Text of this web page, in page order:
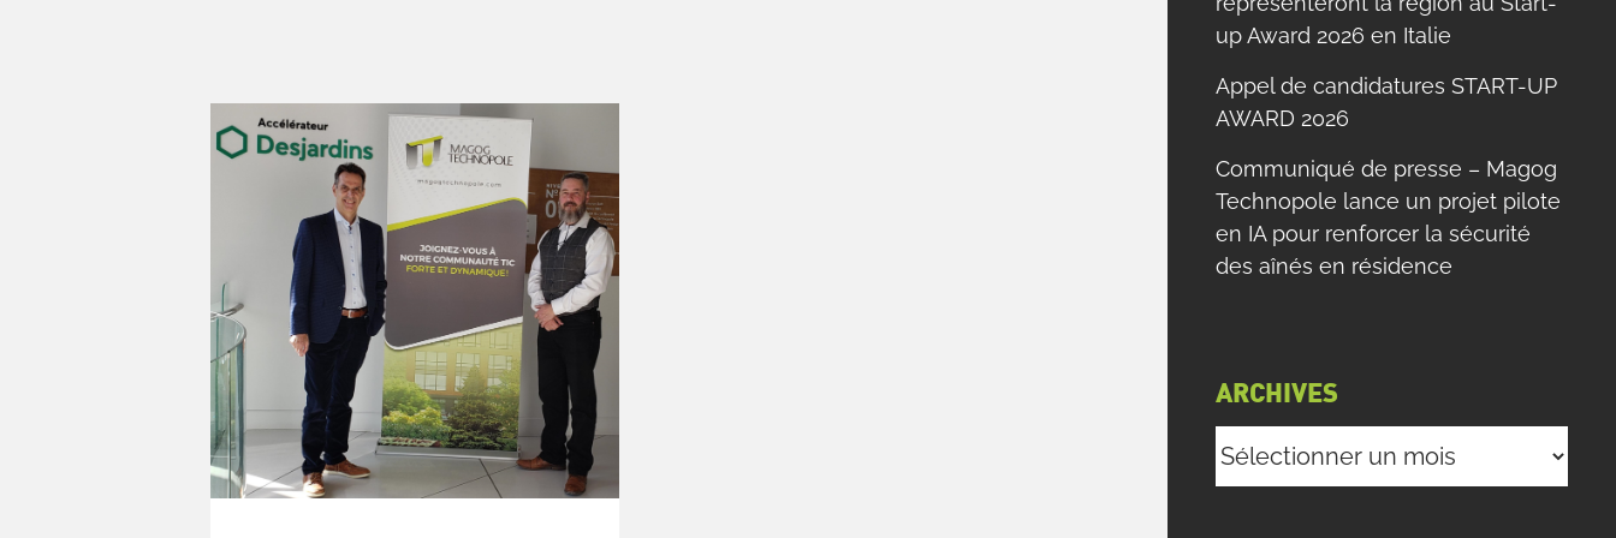
up Award 2026 en Italie
Appel de candidatures START-UP
AWARD 2026
Communiqué de presse – Magog
Technopole lance un projet pilote
en IA pour renforcer la sécurité
des aînés en résidence
ARCHIVES
Archives